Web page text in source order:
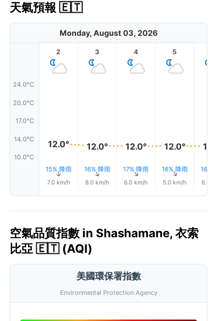
天氣預報 🇪🇹
Monday, August 03, 2026
24.0°C
20.0°C
17.0°C
14.0°C
10.0°C
2
12.0°
15% 降雨
↑
7.0 km/h
3
12.0°
16% 降雨
↑
8.0 km/h
4
12.0°
17% 降雨
↑
6.0 km/h
5
12.0°
16% 降雨
↑
5.0 km/h
16%
6.0
空氣品質指數 in Shashamane, 衣索
比亞 🇪🇹 (AQI)
美國環保署指數
Environmental Protection Agency